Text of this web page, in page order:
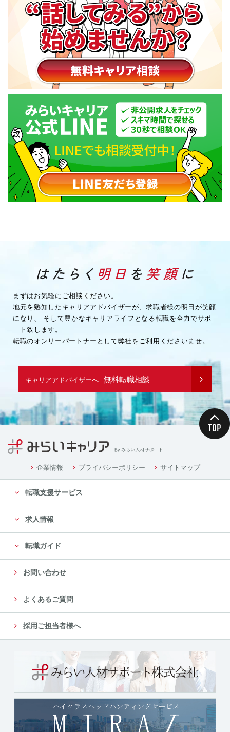
まずはお気軽にご相談ください。
地元を熟知したキャリアアドバイザーが、求職者様の明日が笑顔
になり、
そして豊かなキャリアライフとなる転職を全力でサポ
―ト致します。
転職のオンリーパートナーとして弊社をご利用くださいませ。
キャリアアドバイザーへ 無料転職相談
企業情報 プライバシーポリシー サイトマップ
転職支援サービス
求人情報
転職ガイド
お問い合わせ
よくあるご質問
採用ご担当者様へ